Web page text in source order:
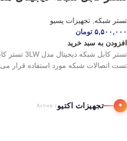
تستر شبکه تجهیزات پسیو
۵,۵۰۰,۰۰۰ تومان
افزودن به سبد خرید
تست اتصالات شبکه مورد استفاده قرار می
✦ تجهیزات اکتیو / Active